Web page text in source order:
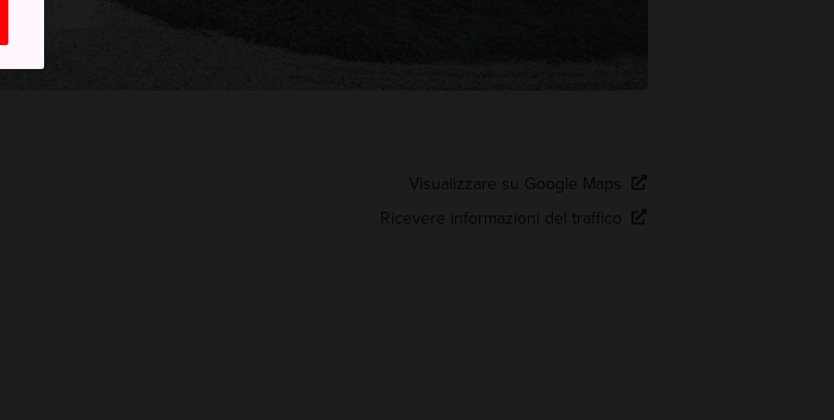
Visualizzare su Google Maps
Ricevere informazioni del traffico